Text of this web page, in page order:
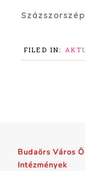
FILED IN:
Budaörs Város
Intézmények